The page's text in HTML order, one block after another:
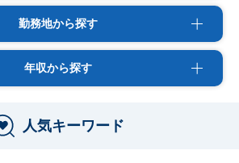
勤務地から探す
年収から探す
人気キーワード